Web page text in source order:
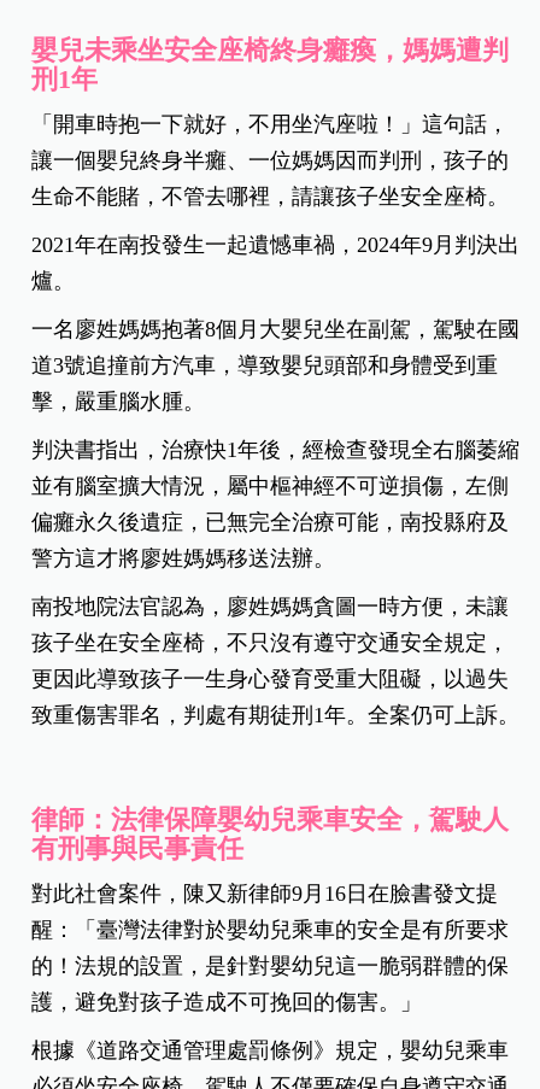
嬰兒未乘坐安全座椅終身癱瘓，媽媽遭判
刑1年
「開車時抱一下就好，不用坐汽座啦！」這句話，
讓一個嬰兒終身半癱、一位媽媽因而判刑，孩子的
生命不能賭，不管去哪裡，請讓孩子坐安全座椅。
2021年在南投發生一起遺憾車禍，2024年9月判決出
爐。
一名廖姓媽媽抱著8個月大嬰兒坐在副駕，駕駛在國
道3號追撞前方汽車，導致嬰兒頭部和身體受到重
擊，嚴重腦水腫。
判決書指出，治療快1年後，經檢查發現全右腦萎縮
並有腦室擴大情況，屬中樞神經不可逆損傷，左側
偏癱永久後遺症，已無完全治療可能，南投縣府及
警方這才將廖姓媽媽移送法辦。
南投地院法官認為，廖姓媽媽貪圖一時方便，未讓
孩子坐在安全座椅，不只沒有遵守交通安全規定，
更因此導致孩子一生身心發育受重大阻礙，以過失
致重傷害罪名，判處有期徒刑1年。全案仍可上訴。
律師：法律保障嬰幼兒乘車安全，駕駛人
有刑事與民事責任
對此社會案件，陳又新律師9月16日在臉書發文提
醒：「臺灣法律對於嬰幼兒乘車的安全是有所要求
的！法規的設置，是針對嬰幼兒這一脆弱群體的保
護，避免對孩子造成不可挽回的傷害。」
根據《道路交通管理處罰條例》規定，嬰幼兒乘車